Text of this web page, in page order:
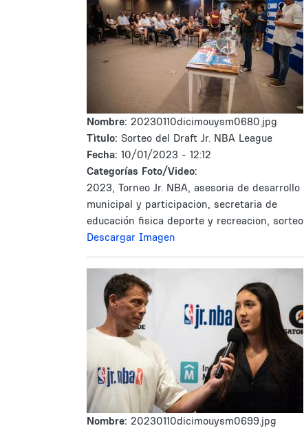
Nombre: 20230110dicimouysm0680.jpg
Tìtulo: Sorteo del Draft Jr. NBA League
Fecha: 10/01/2023 - 12:12
Categorías Foto/Video:
2023, Torneo Jr. NBA, asesoria de desarrollo
municipal y participacion, secretaria de
educación fisica deporte y recreacion, sorteo
Descargar Imagen
Nombre: 20230110dicimouysm0699.jpg